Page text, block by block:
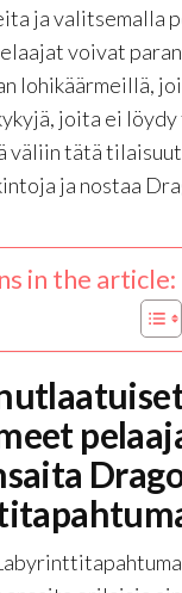
ja valitsemalla
voivat
lohikäärmeillä,
joita ei
väliin tätä
ja nostaa
in the article: